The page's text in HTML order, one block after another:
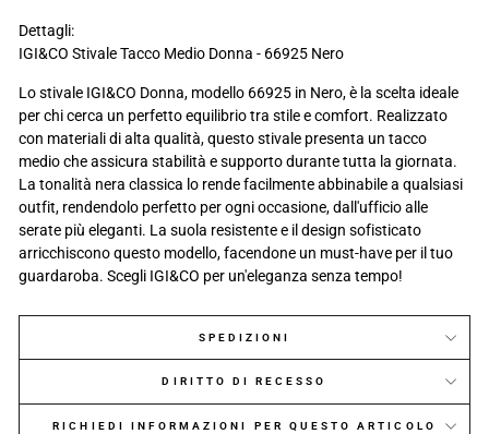
Dettagli:
IGI&CO Stivale Tacco Medio Donna - 66925 Nero
Lo stivale IGI&CO Donna, modello 66925 in Nero, è la scelta ideale
per chi cerca un perfetto equilibrio tra stile e comfort. Realizzato
con materiali di alta qualità, questo stivale presenta un tacco
medio che assicura stabilità e supporto durante tutta la giornata.
La tonalità nera classica lo rende facilmente abbinabile a qualsiasi
outfit, rendendolo perfetto per ogni occasione, dall'ufficio alle
serate più eleganti. La suola resistente e il design sofisticato
arricchiscono questo modello, facendone un must-have per il tuo
guardaroba. Scegli IGI&CO per un'eleganza senza tempo!
SPEDIZIONI
DIRITTO DI RECESSO
RICHIEDI INFORMAZIONI PER QUESTO ARTICOLO